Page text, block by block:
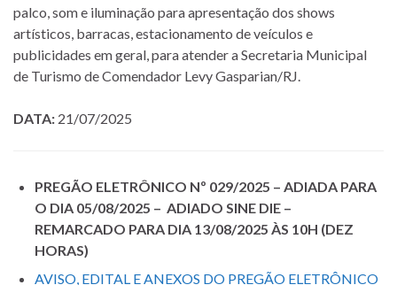
palco, som e iluminação para apresentação dos shows
artísticos, barracas, estacionamento de veículos e
publicidades em geral, para atender a Secretaria Municipal
de Turismo de Comendador Levy Gasparian/RJ.
DATA: 21/07/2025
PREGÃO ELETRÔNICO Nº 029/2025 – ADIADA PARA
O DIA 05/08/2025 – ADIADO SINE DIE –
REMARCADO PARA DIA 13/08/2025 ÀS 10H (DEZ
HORAS)
AVISO, EDITAL E ANEXOS DO PREGÃO ELETRÔNICO